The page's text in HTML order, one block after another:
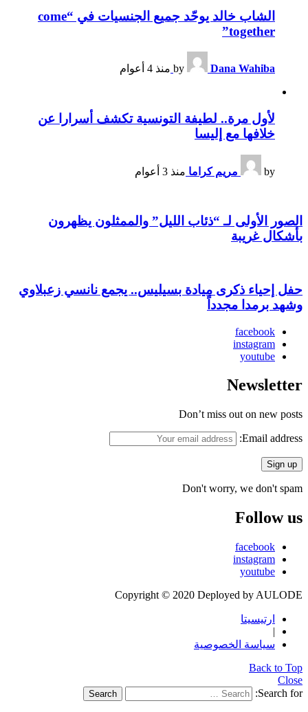
الشاب خالد يوحّد جميع الجنسيات في “come
together”
by Dana Wahiba منذ 4 أعوام
لأول مرة.. لطيفة التونسية تكشف أسرارا عن
خلافها مع إليسا
by مريم كراما منذ 3 أعوام
الصور الأولى لـ “ذئاب الليل” والممثلون يظهرون
بأشكال غريبة
حفل إحياء ذكرى ميادة بسيليس.. يجمع نانسي زعبلاوي
وشهد برمدا مجدداً
facebook
instagram
youtube
Newsletter
Don’t miss out on new posts
Email address:
Don't worry, we don't spam
Follow us
facebook
instagram
youtube
Copyright © 2020 Deployed by AULODE
ارتيسيتا
|
سياسة الخصوصية
Back to Top
Close
Search for:
Search